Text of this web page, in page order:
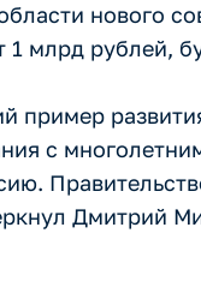
нового
млрд рублей,
с
Дмитрий